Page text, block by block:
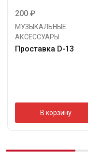
200 ₽
МУЗЫКАЛЬНЫЕ
АКСЕССУАРЫ
Проставка D-13
В корзину